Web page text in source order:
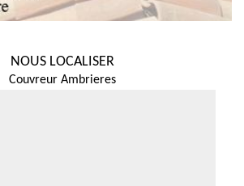
NOUS LOCALISER
Couvreur Ambrieres